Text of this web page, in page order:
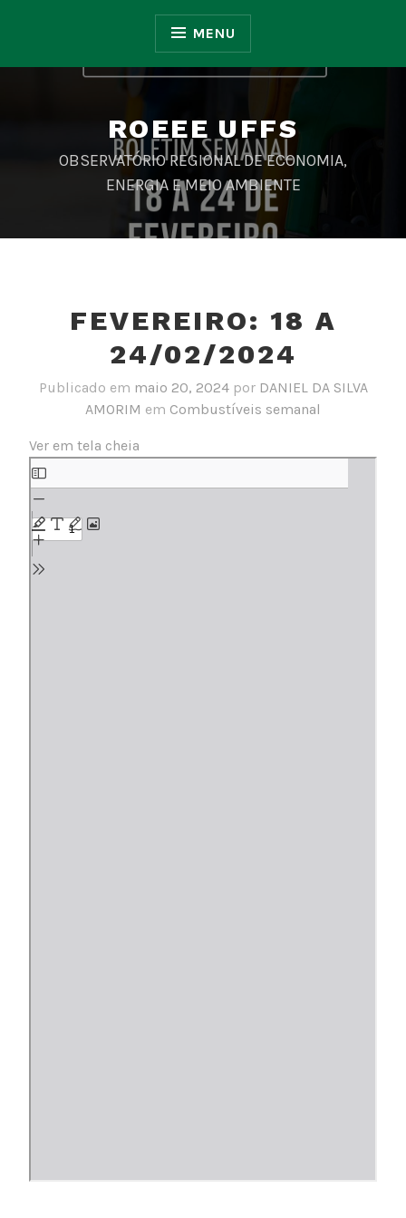
MENU
ROEEE UFFS
OBSERVATÓRIO REGIONAL DE ECONOMIA,
ENERGIA E MEIO AMBIENTE
FEVEREIRO: 18 A
24/02/2024
Publicado em maio 20, 2024 por DANIEL DA SILVA
AMORIM em Combustíveis semanal
Ver em tela cheia
Skip
to
PDF
content